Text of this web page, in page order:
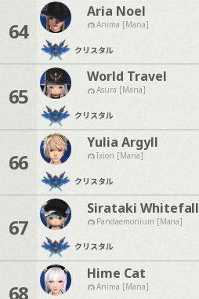
64
Aria Noel
Anima [Mana]
クリスタル
65
World Travel
Asura [Mana]
クリスタル
66
Yulia Argyll
Ixion [Mana]
クリスタル
67
Sirataki Whitefall
Pandaemonium [Mana]
クリスタル
68
Hime Cat
Anima [Mana]